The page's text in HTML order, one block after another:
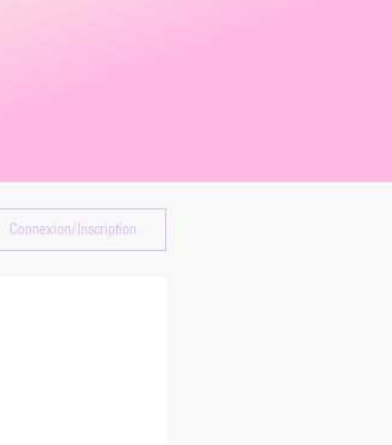
Connexion/Inscription